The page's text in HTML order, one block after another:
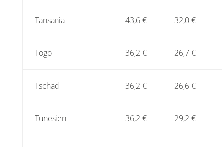
Tansania 43,6 € 32,0 €
Togo 36,2 € 26,7 €
Tschad 36,2 € 26,6 €
Tunesien 36,2 € 29,2 €